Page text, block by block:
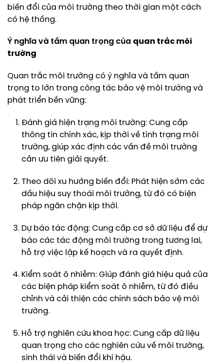
biến đổi của môi trường theo thời gian một cách
có hệ thống.
Ý nghĩa và tầm quan trọng của quan trắc môi
trường
Quan trắc môi trường có ý nghĩa và tầm quan
trọng to lớn trong công tác bảo vệ môi trường và
phát triển bền vững:
Đánh giá hiện trạng môi trường: Cung cấp
thông tin chính xác, kịp thời về tình trạng môi
trường, giúp xác định các vấn đề môi trường
cần ưu tiên giải quyết.
Theo dõi xu hướng biến đổi: Phát hiện sớm các
dấu hiệu suy thoái môi trường, từ đó có biện
pháp ngăn chặn kịp thời.
Dự báo tác động: Cung cấp cơ sở dữ liệu để dự
báo các tác động môi trường trong tương lai,
hỗ trợ việc lập kế hoạch và ra quyết định.
Kiểm soát ô nhiễm: Giúp đánh giá hiệu quả của
các biện pháp kiểm soát ô nhiễm, từ đó điều
chỉnh và cải thiện các chính sách bảo vệ môi
trường.
Hỗ trợ nghiên cứu khoa học: Cung cấp dữ liệu
quan trọng cho các nghiên cứu về môi trường,
sinh thái và biến đổi khí hậu.